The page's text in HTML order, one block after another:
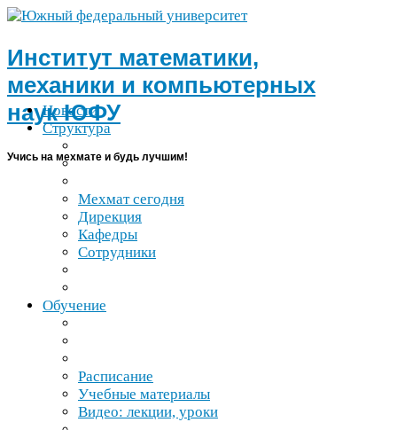
Институт математики,
механики и компьютерных
наукЮФУ
Учись на мехмате и будь лучшим!
Новости
Структура
Мехмат сегодня
Дирекция
Кафедры
Сотрудники
Обучение
Расписание
Учебные материалы
Видео: лекции, уроки